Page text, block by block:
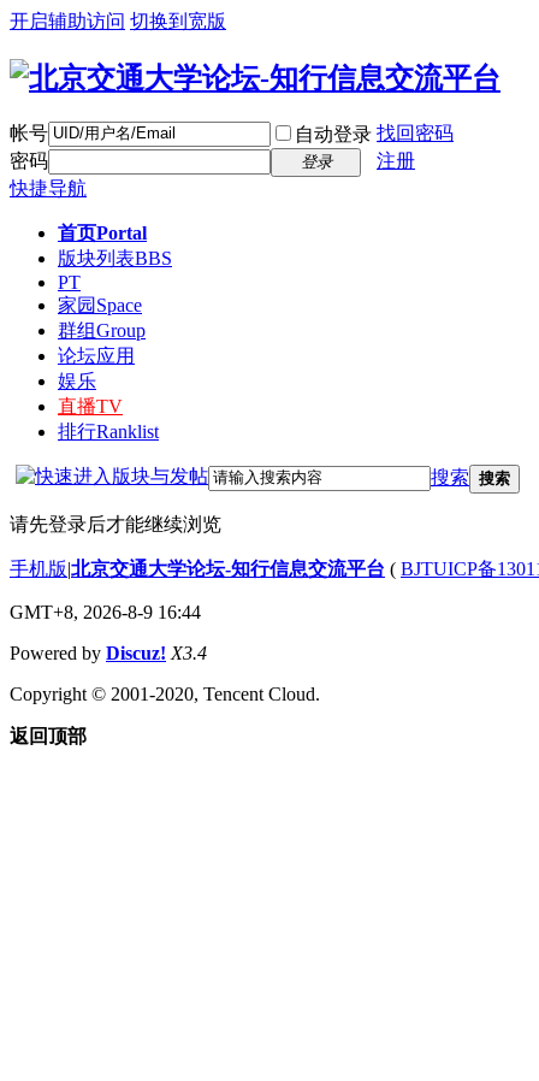
开启辅助访问 切换到宽版
帐号 自动登录 找回密码
密码
登录
注册
快捷导航
首页Portal
版块列表BBS
PT
家园 Space
群组Group
论坛应用
娱乐
直播TV
排行Ranklist
搜索 搜索
请先登录后才能继续浏览
手机版|北京交通大学论坛-知行信息交流平台 ( BJTUICP备
GMT+8, 2026-8-9 16:44
Powered by Discuz! X3.4
Copyright © 2001-2020, Tencent Cloud.
返回顶部